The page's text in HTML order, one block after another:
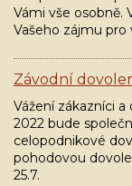
Vámi vše osobně.
Vašeho zájmu
Závodní
Vážení zákazníci a
2022 bude
celopodnikové
pohodovou
25.7.